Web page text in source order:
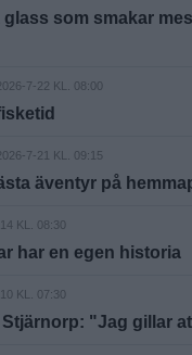
som smakar
7-22 KL. 08:00
7-21 KL. 09:15
äventyr på
KL. 08:30
har en egen historia
KL. 07:30
Stjärnorp: "Jag gillar